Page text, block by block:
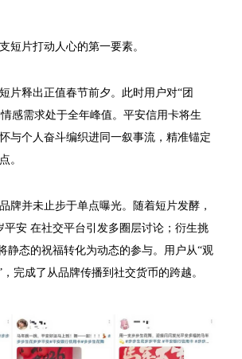
短片打动人心的第一要素。
片释出正值春节前夕。此时用户对“团
情感需求处于全年峰值。平安信用卡将生
与个人奋斗编织进同一叙事流，精准锚定
。
牌并未止步于单点曝光。随着短片发酵，
平安 在社交平台引发多圈层讨论；衍生挑
静态的祝福转化为动态的参与。用户从“观
完成了从品牌传播到社交货币的跨越。